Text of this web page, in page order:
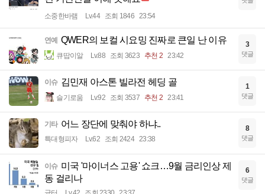
소중한바램 Lv.44 조회 1846 23:54
연예 QWER의 보컬 시요밍 진짜로 큰일 난 이유
큐땁이알 Lv.88 조회 3623 추천 2 23:42
3
댓글
이슈 김민재 아스톤 빌라전 헤딩 골
슬기로움 Lv.92 조회 3537 추천 2 23:41
1
댓글
기타 어느 장단에 맞춰야 하냐..
특대형피자 Lv.62 조회 2424 23:38
8
댓글
이슈 미국 '마이너스 고용' 쇼크…9월 금리인상 제
동 걸리나
6
댓글